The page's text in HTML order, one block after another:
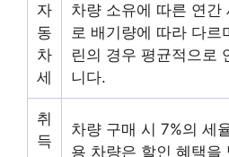
자
동
차
세
차량 소유에 따른 연간
로 배기량에 따라 다
린의 경우 평균적으로
니다.
취
득
차량 구매 시 7%의 세
용 차량은 할인 혜택을